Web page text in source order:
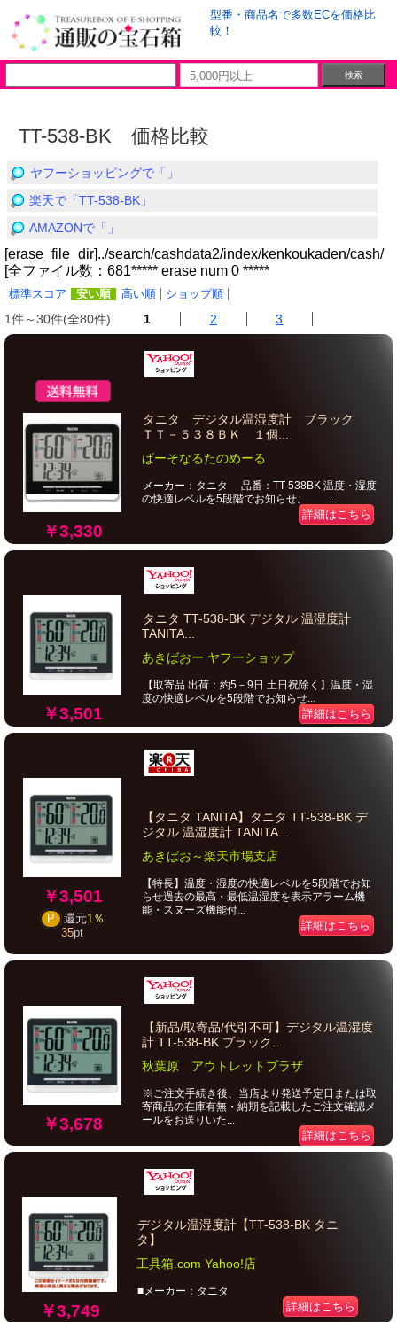
型番・商品名で多数ECを価格比
較！
TT-538-BK 価格比較
ヤフーショッピングで「」
楽天で「TT-538-BK」
AMAZONで「」
[erase_file_dir]../search/cashdata2/index/kenkoukaden/cash/
[全ファイル数：681***** erase num 0 *****
標準スコア 安い順 高い順 ショップ順
1件～30件(全80件) 1 2 3
￥3,330
タニタ デジタル温湿度計 ブラック
ＴＴ－５３８ＢＫ １個...
ぱーそなるたのめーる
メーカー：タニタ 品番：TT-538BK 温度・湿度
の快適レベルを5段階でお知らせ。 ...
詳細はこちら
￥3,501
タニタ TT-538-BK デジタル 温湿度計
TANITA...
あきばおー ヤフーショップ
【取寄品 出荷：約5－9日 土日祝除く】温度・湿
度の快適レベルを5段階でお知らせ...
詳細はこちら
￥3,501
P 還元1％
35pt
【タニタ TANITA】タニタ TT-538-BK デ
ジタル 温湿度計 TANITA...
あきばお～楽天市場支店
【特長】温度・湿度の快適レベルを5段階でお知
らせ過去の最高・最低温湿度を表示アラーム機
能・スヌーズ機能付...
詳細はこちら
￥3,678
【新品/取寄品/代引不可】デジタル温湿度
計 TT-538-BK ブラック...
秋葉原 アウトレットプラザ
※ご注文手続き後、当店より発送予定日または取
寄商品の在庫有無・納期を記載したご注文確認メ
ールをお送りいた...
詳細はこちら
￥3,749
デジタル温湿度計【TT-538-BK タニ
タ】
工具箱.com Yahoo!店
■メーカー：タニタ
詳細はこちら